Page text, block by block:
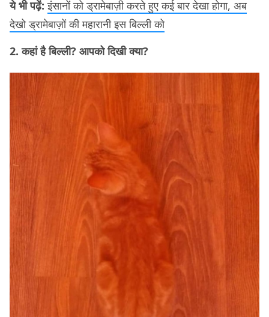
ये भी पढ़ें: इंसानों को ड्रामेबाज़ी करते हुए कई बार देखा होगा, अब
देखो ड्रामेबाज़ों की महारानी इस बिल्ली को
2. कहां है बिल्ली? आपको दिखी क्या?